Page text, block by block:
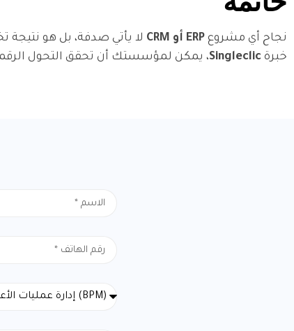
نجاح أي مشروع ERP أو CRM
لا يأتي صدفة، بل هو
خبرة Singleclic، يمكن لمؤسستك أن تحقق التحول